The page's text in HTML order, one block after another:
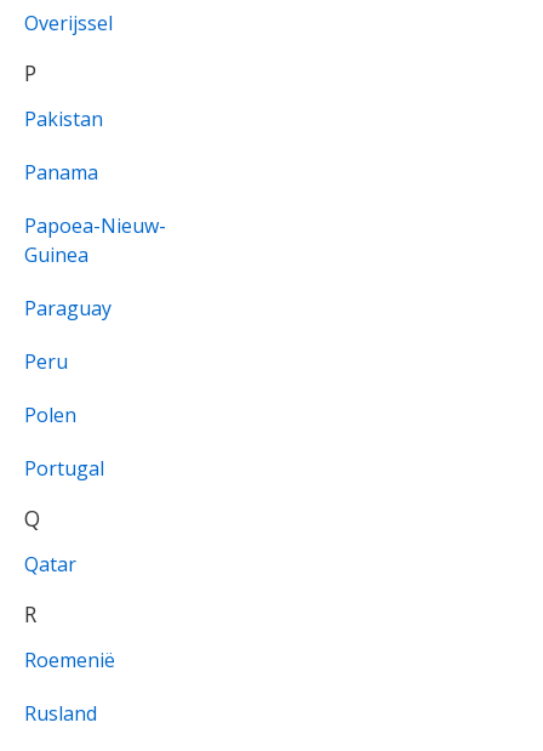
Overijssel
P
Pakistan
Panama
Papoea-Nieuw-
Guinea
Paraguay
Peru
Polen
Portugal
Q
Qatar
R
Roemenië
Rusland